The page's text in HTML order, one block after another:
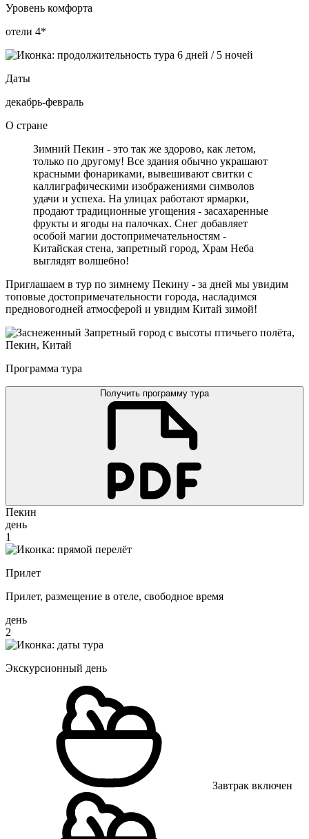
Уровень комфорта
отели 4*
Даты
декабрь-февраль
О стране
Зимний Пекин - это так же здорово, как летом,
только по другому! Все здания обычно украшают
красными фонариками, вывешивают свитки с
каллиграфическими изображениями символов
удачи и успеха. На улицах работают ярмарки,
продают традиционные угощения - засахаренные
фрукты и ягоды на палочках. Снег добавляет
особой магии достопримечательностям -
Китайская стена, запретный город, Храм Неба
выглядят волшебно!
Приглашаем в тур по зимнему Пекину - за дней мы увидим
топовые достопримечательности города, насладимся
предновогодней атмосферой и увидим Китай зимой!
Программа тура
Получить программу тура
Пекин
день
1
Прилет
Прилет, размещение в отеле, свободное время
день
2
Экскурсионный день
Завтрак включен